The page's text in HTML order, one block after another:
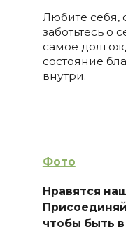
Любите себя,
заботьтесь о
самое
состояние
внутри.
Фото
Нравятся
чтобы быть